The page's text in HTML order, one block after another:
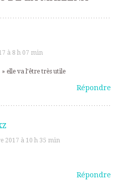
à 8 h 07 min
elle va l’être très utile
Répondre
2017 à 10 h 35 min
Répondre